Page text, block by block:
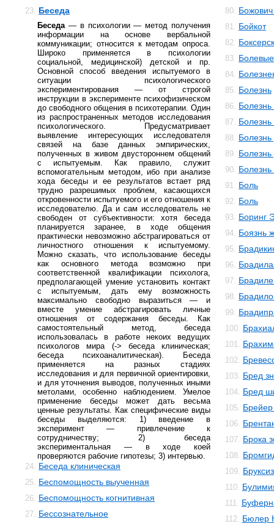
23. Беседа
Беседа— в психологии — метод получения
информации на основе вербальной
коммуникации; относится к методам опроса.
Широко применяется в психологии
социальной, медицинской) детской и пр.
Основной способ введения испытуемого в
ситуации психологического
экспериментирования — от строгой
инструкции в эксперименте психофизическом
до свободного общения в психотерапии. Один
из распространенных методов исследования
психологического. Предусматривает
выявление интересующих исследователя
связей на базе данных эмпирических,
полученных в живом двустороннем общений
с испытуемым. Как правило, служит
вспомогательным методом, ибо при анализе
хода беседы и ее результатов встает ряд
трудно разрешимых проблем, касающихся
откровенности испытуемого и его отношения к
исследователю. Да и сам исследователь не
свободен от субъективности: хотя беседа
планируется заранее, в ходе общения
практически невозможно абстрагироваться от
личностного отношения к испытуемому.
Можно сказать, что использование беседы
как основного метода возможно при
соответственной квалификации психолога,
предполагающей умение установить контакт
с испытуемым, дать ему возможность
максимально свободно выразиться — и
вместе умение абстрагировать личные
отношения от содержания беседы. Как
самостоятельный метод, беседа
использовалась в работе некоих ведущих
психологов мира (-> беседа клиническая;
беседа психоаналитическая). Беседа
применяется на разных стадиях
исследования и для первичной ориентировки,
и для уточнения выводов, полученных иными
метолами, особенно наблюдением. Умелое
применение беседы может дать весьма
ценные результаты. Как специфические виды
беседы выделяются: 1) введение в
эксперимент — привлечение к
сотрудничеству; 2) беседа
экспериментальная — в ходе коей
проверяются рабочие гипотезы; 3) интервью.
24. Беседа клиническая
25. Беспомощность выученная
26. Беспомощность когнитивная
27. Бессознательное
80.
81. Бойкот
82.
83.
84.
85. Болезнь
86.
87.
88.
89.
90.
91. Боль
92. Боль
93. Боринг
94. Боязнь
95.
96.
97.
98.
99.
100.
101.
102.
103. Бред
104. Бред
105.
106.
107. Брока
108.
109.
110.
111.
112. Бюлер